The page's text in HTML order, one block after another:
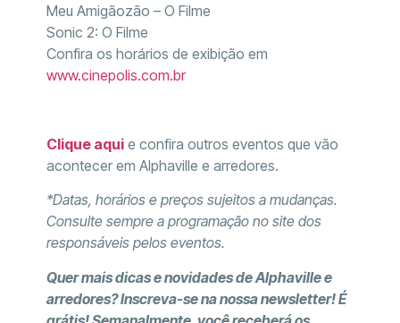
Meu Amigãozão – O Filme
Sonic 2: O Filme
Confira os horários de exibição em
www.cinepolis.com.br
Clique aquie confira outros eventos que vão
acontecer em Alphaville e arredores.
*Datas, horários e preços sujeitos a mudanças.
Consulte sempre a programação no site dos
responsáveis pelos eventos.
Quer mais dicas e novidades de Alphaville e
arredores? Inscreva-se na nossa newsletter! É